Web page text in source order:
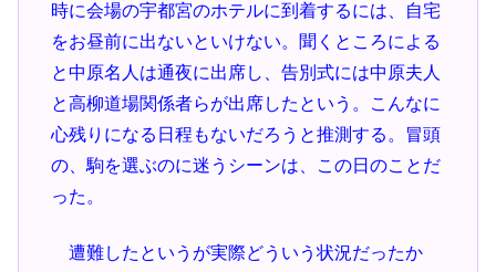
時に会場の宇都宮のホテルに到着するには、自宅
をお昼前に出ないといけない。聞くところによる
と中原名人は通夜に出席し、告別式には中原夫人
と高柳道場関係者らが出席したという。こんなに
心残りになる日程もないだろうと推測する。冒頭
の、駒を選ぶのに迷うシーンは、この日のことだ
った。
遭難したというが実際どういう状況だったか